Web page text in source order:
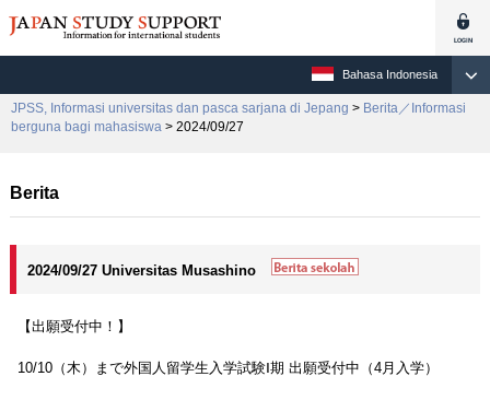
Bahasa Indonesia
JPSS, Informasi universitas dan pasca sarjana di Jepang > Berita／Informasi
berguna bagi mahasiswa > 2024/09/27
Berita
2024/09/27 Universitas Musashino
【出願受付中！】
10/10（木）まで外国人留学生入学試験Ⅰ期 出願受付中（4月入学）